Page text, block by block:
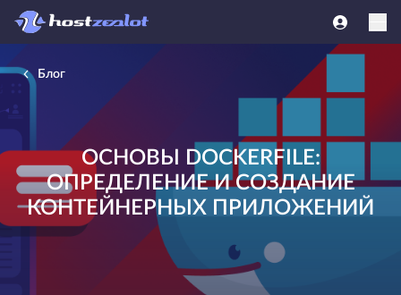
Блог
ОСНОВЫ DOCKERFILE:
ОПРЕДЕЛЕНИЕ И СОЗДАНИЕ
КОНТЕЙНЕРНЫХ ПРИЛОЖЕНИЙ